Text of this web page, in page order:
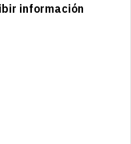
información